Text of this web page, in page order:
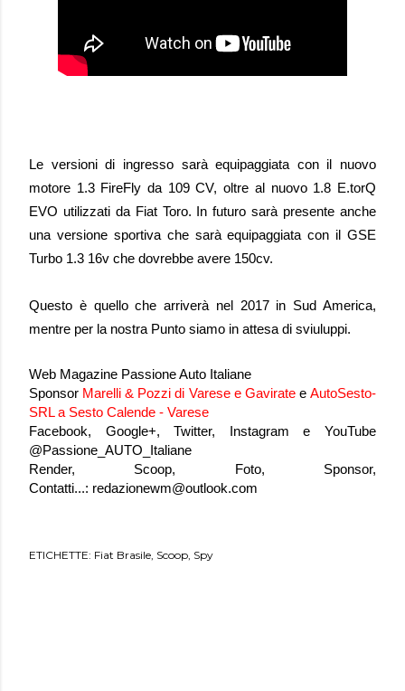
Le versioni di ingresso sarà equipaggiata con il nuovo
motore 1.3 FireFly da 109 CV, oltre al nuovo 1.8 E.torQ
EVO utilizzati da Fiat Toro. In futuro sarà presente anche
una versione sportiva che sarà equipaggiata con il GSE
Turbo 1.3 16v che dovrebbe avere 150cv.
Questo è quello che arriverà nel 2017 in Sud America,
mentre per la nostra Punto siamo in attesa di sviuluppi.
Web Magazine Passione Auto Italiane
Sponsor Marelli & Pozzi di Varese e GavirateeAutoSesto-
SRL a Sesto Calende - Varese
Facebook, Google+, Twitter, Instagram e YouTube
@Passione_AUTO_Italiane
Render, Scoop, Foto, Sponsor,
Contatti...: redazionewm@outlook.com
ETICHETTE: Fiat Brasile Scoop Spy